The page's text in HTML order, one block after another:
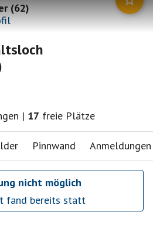
(62)
| 17 freie Plätze
Pinnwand Anmeldungen
nicht möglich
fand bereits statt